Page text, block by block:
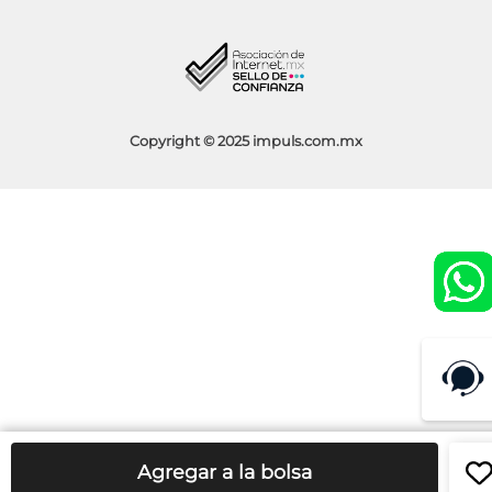
Agregar a la bolsa
Aviso de Privacidad
Copyright © 2025 impuls.com.mx